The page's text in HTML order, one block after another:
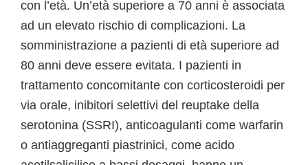
con l’età. Un’età superiore a 70 anni è associata
ad un elevato rischio di complicazioni. La
somministrazione a pazienti di età superiore ad
80 anni deve essere evitata. I pazienti in
trattamento concomitante con corticosteroidi per
via orale, inibitori selettivi del reuptake della
serotonina (SSRI), anticoagulanti come warfarin
o antiaggreganti piastrinici, come acido